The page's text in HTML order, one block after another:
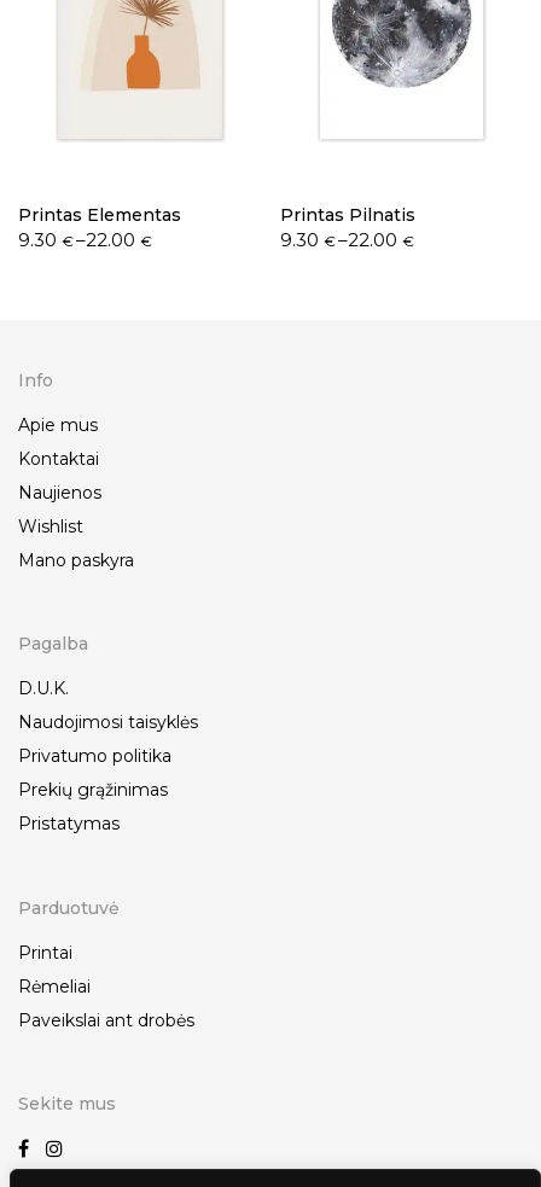
Printas Elementas
9.30 €–22.00€
Printas Pilnatis
9.30 €–22.00 €
Info
Apie mus
Kontaktai
Naujienos
Wishlist
Mano paskyra
Pagalba
D.U.K.
Naudojimosi taisyklės
Privatumo politika
Prekių grąžinimas
Pristatymas
Parduotuvė
Printai
Rėmeliai
Paveikslai ant drobės
Sekite mus